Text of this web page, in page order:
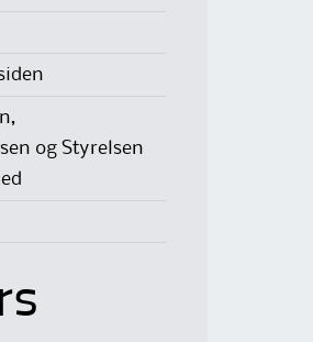
og Styrelsen